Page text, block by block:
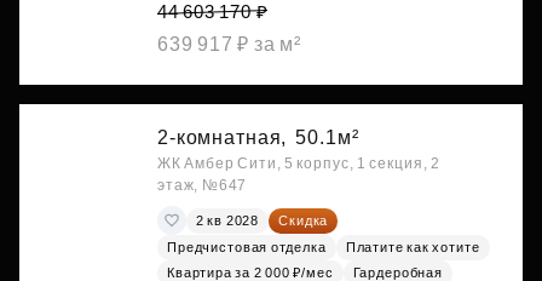
44 603 170 ₽
639 917 ₽ за м²
2-комнатная, 50.1м²
ЖК Амбер Сити, 5 корпус, 1 секция, 2
этаж, №647
2 кв 2028
Скидка
Предчистовая отделка
Платите как хотите
Квартира за 2 000 ₽/мес
Гардеробная